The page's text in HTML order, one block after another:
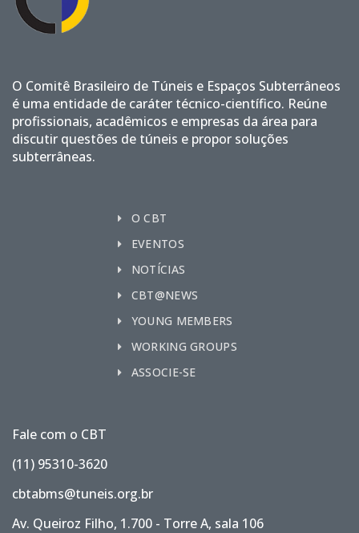
O Comitê Brasileiro de Túneis e Espaços Subterrâneos
é uma entidade de caráter técnico-científico. Reúne
profissionais, acadêmicos e empresas da área para
discutir questões de túneis e propor soluções
subterrâneas.
O CBT
EVENTOS
NOTÍCIAS
CBT@NEWS
YOUNG MEMBERS
WORKING GROUPS
ASSOCIE-SE
Fale com o CBT
(11) 95310-3620
cbtabms@tuneis.org.br
Av. Queiroz Filho, 1.700 - Torre A, sala 106